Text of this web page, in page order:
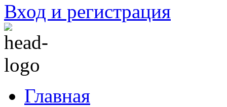
Вход и регистрация
Главная